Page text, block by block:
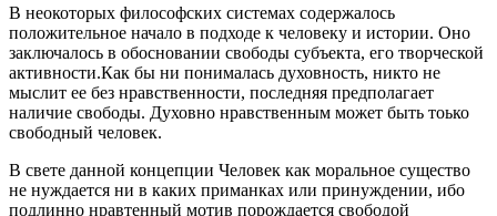
В неокоторых философских системах содержалось
положительное начало в подходе к человеку и истории. Оно
заключалось в обосновании свободы субъекта, его творческой
активности.Как бы ни понималась духовность, никто не
мыслит ее без нравственности, последняя предполагает
наличие свободы. Духовно нравственным может быть тоько
свободный человек.
В свете данной концепции Человек как моральное существо
не нуждается ни в каких приманках или принуждении, ибо
подлинно нравтенный мотив порождается свободой